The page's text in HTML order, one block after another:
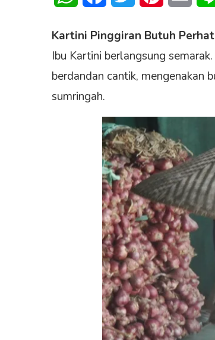
Kartini Pinggiran Butuh
Ibu Kartini berlangsung
berdandan cantik, mengenakan
sumringah.